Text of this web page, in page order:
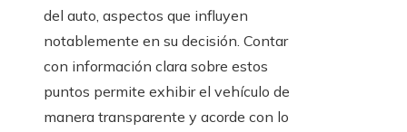
del auto, aspectos que influyen
notablemente en su decisión. Contar
con información clara sobre estos
puntos permite exhibir el vehículo de
manera transparente y acorde con lo